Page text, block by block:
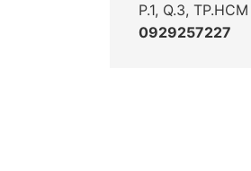
P.1, Q.3, TP.HCM
0929257227